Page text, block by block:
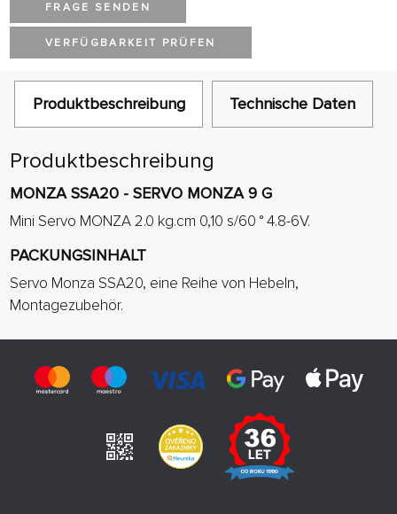
FRAGE SENDEN
VERFÜGBARKEIT PRÜFEN
Produktbeschreibung Technische Daten
Produktbeschreibung
MONZA SSA20 - SERVO MONZA 9 G
Mini Servo MONZA 2.0 kg.cm 0,10 s/60 ° 4.8-6V.
PACKUNGSINHALT
Servo Monza SSA20, eine Reihe von Hebeln,
Montagezubehör.